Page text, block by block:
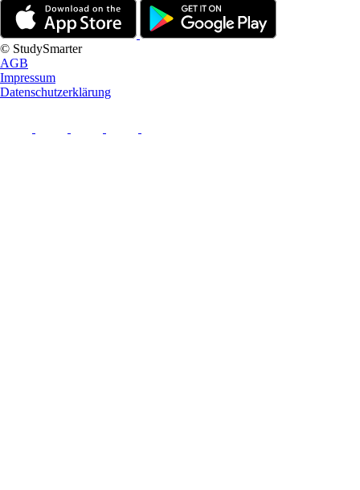
© StudySmarter
AGB
Impressum
Datenschutzerklärung